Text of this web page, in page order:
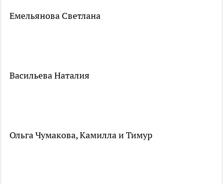
Емельянова Светлана
Васильева Наталия
Ольга Чумакова, Камилла и Тимур